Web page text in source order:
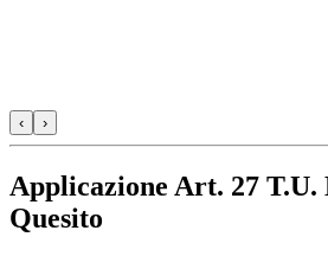
‹ ›
Applicazione Art. 27
Quesito